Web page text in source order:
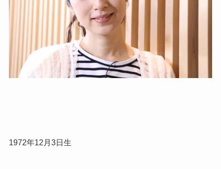
1972年12月3日生